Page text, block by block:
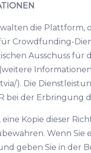
die Plattform,
Crowdfunding-
Ausschuss
). Die
bei der
Kopie dieser
Wenn Sie
geben Sie in der